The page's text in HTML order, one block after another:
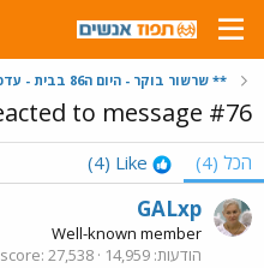
** שרשור בוקר - היום ה86 בבית - עדכונים **
to message #76
הכל (4)
Like
(4)
GALxp
Well-known member
הודעות 14,959
27,538